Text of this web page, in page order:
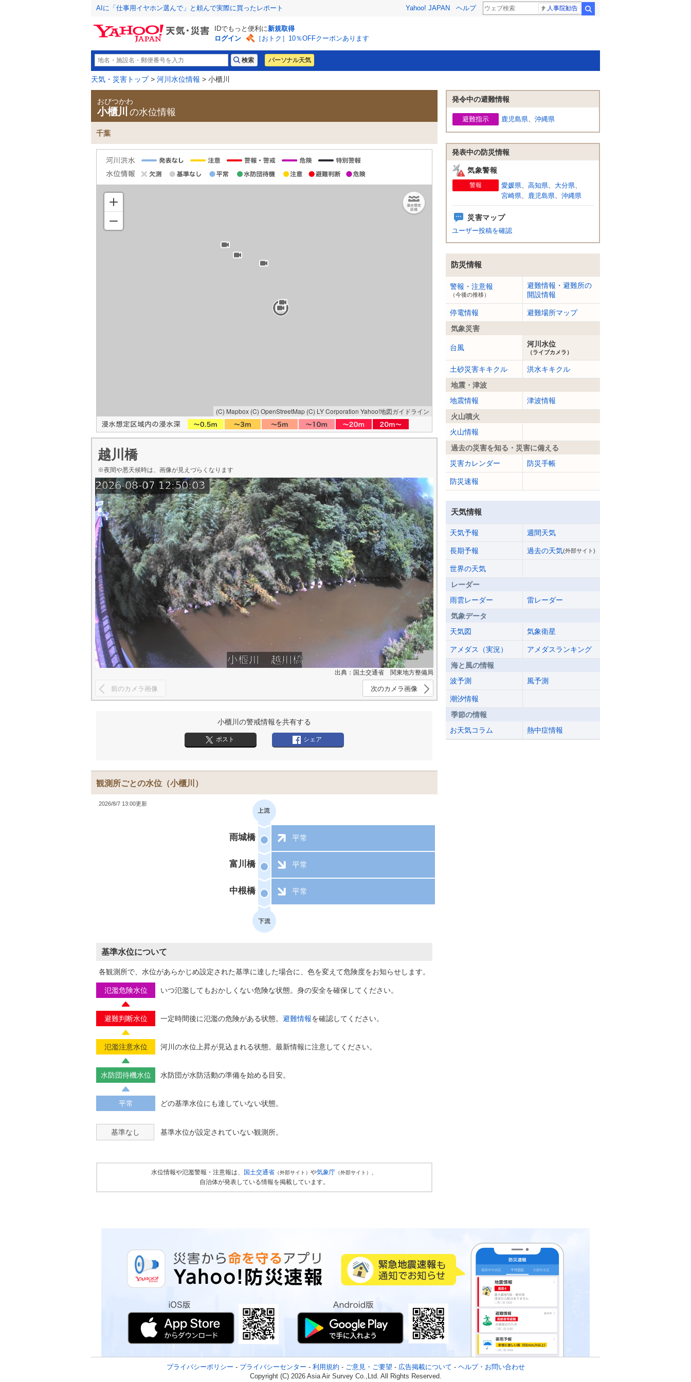
AIに「仕事用イヤホン選んで」と頼んで実際に買ったレポート Yahoo! JAPAN ヘルプ 人事院勧告
IDでもっと便利に新規取得
ログイン
［おトク］10％OFFクーポンあります
パーソナル天気
天気・災害トップ> 河川水位情報 > 小櫃川
おびつかわ
小櫃川 の水位情報
千葉
(C) Mapbox (C) OpenStreetMap (C) LY Corporation Yahoo!地図ガイドライン
越川橋
※夜間や悪天候時は、 画像が見えづらくなります
出典：国土交通省 関東地方整備局
前のカメラ画像 次のカメラ画像
小櫃川の警戒情報を共有する
ポスト シェア
観測所ごとの水位 （小櫃川）
2026/8/7 13:00更新
雨城橋 平常
富川橋 平常
中根橋 平常
基準水位について
各観測所で、水位があらかじめ設定された基準に達した場合に、色を変えて危険度をお知らせします。
氾濫危険水位 いつ氾濫してもおかしくない危険な状態。身の安全を確保してください。
避難判断水位 一定時間後に氾濫の危険がある状態。 避難情報を確認してください。
氾濫注意水位 河川の水位上昇が見込まれる状態。最新情報に注意してください。
水防団待機水位 水防団が水防活動の準備を始める目安。
平常 どの基準水位にも達していない状態。
基準なし 基準水位が設定されていない観測所。
水位情報や氾濫警報・注意報は、 国土交通省 （外部サイト） や気象庁 （外部サイト） 、
自治体が発表している情報を掲載しています。
発令中の避難情報
避難指示 鹿児島県、 沖縄県
発表中の防災情報
気象警報
警報 愛媛県、 高知県、 大分県、
宮崎県、 鹿児島県、 沖縄県
災害マップ
ユーザー投稿を確認
防災情報
警報・注意報
（今後の推移）
避難情報・避難所の
開設情報
停電情報
避難場所マップ
気象災害
台風 河川水位
（ライブカメラ）
土砂災害キキクル
洪水キキクル
地震・津波
地震情報
津波情報
火山噴火
火山情報
過去の災害を知る・災害に備える
災害カレンダー
防災手帳
防災速報
天気情報
天気予報 週間天気
長期予報 過去の天気(外部サイト)
世界の天気
レーダー
雨雲レーダー
雷レーダー
気象データ
天気図
気象衛星
アメダス（実況）
アメダスランキング
海と風の情報
波予測
風予測
潮汐情報
季節の情報
お天気コラム
熱中症情報
プライバシーポリシー - プライバシーセンター - 利用規約 - ご意見・ご要望 - 広告掲載について - ヘルプ・お問い合わせ
Copyright (C) 2026 Asia Air Survey Co.,Ltd. All Rights Reserved.